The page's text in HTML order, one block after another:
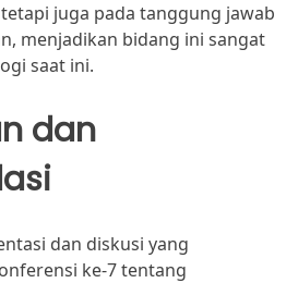
juga pada tanggung jawab
menjadikan bidang ini sangat
saat ini.
dan
dan diskusi yang
ke-7 tentang